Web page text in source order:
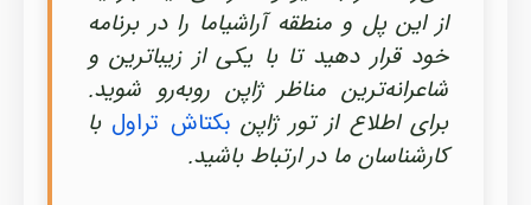
از این پل و منطقه آراشیاما را در برنامه
خود قرار دهید تا با یکی از زیباترین و
شاعرانه‌ترین مناظر ژاپن روبه‌رو شوید.
برای اطلاع از تور ژاپنبکتاش تراول با
کارشناسان ما در ارتباط باشید.